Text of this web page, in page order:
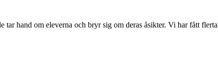
tar hand om eleverna och bryr sig om deras åsikter. Vi har fått